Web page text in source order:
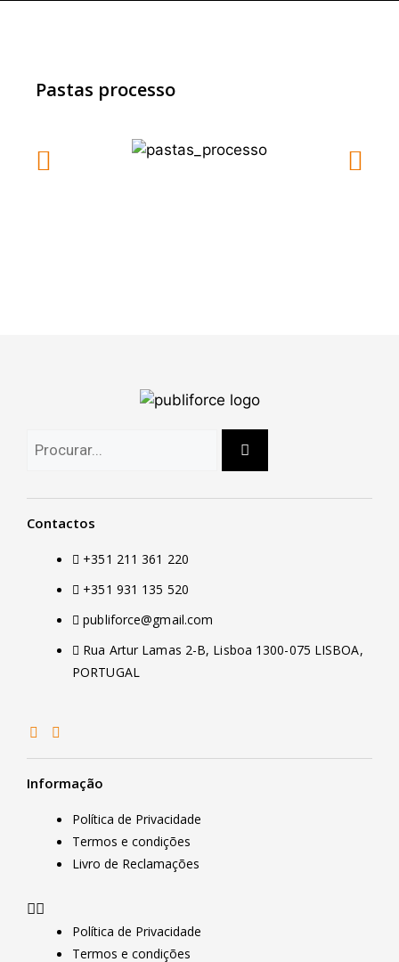
Pastas processo
Informação
Política de Privacidade
Termos e condições
Livro de Reclamações
Política de Privacidade
Termos e condições
Contactos
+351 211 361 220
+351 931 135 520
publiforce@gmail.com
Rua Artur Lamas 2-B, Lisboa 1300-075 LISBOA,
PORTUGAL